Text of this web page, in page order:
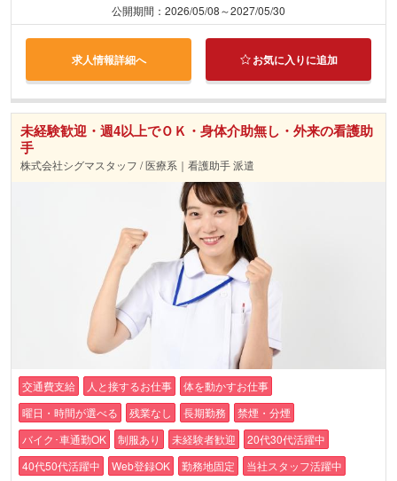
公開期間：2026/05/08～2027/05/30
求人情報詳細へ お気に入りに追加
未経験歓迎・週4以上でＯＫ・身体介助無し・外来の看護助
手
株式会社シグマスタッフ / 医療系｜看護助手 派遣
交通費支給 人と接するお仕事
体を動かすお仕事
曜日・時間が選べる
残業なし 長期勤務
禁煙・分煙
バイク･車通勤OK
制服あり 未経験者歓迎
20代30代活躍中
40代50代活躍中
Web登録OK 勤務地固定 当社スタッフ活躍中